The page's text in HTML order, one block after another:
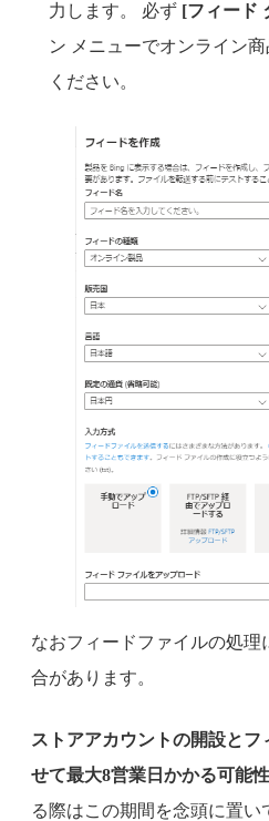
力します。 必ず [フィード
ン メニューでオンライン
ください。
なおフィードファイルの処理
合があります。
ストアアカウントの開設と
せて最大8営業日かかる可能
る際はこの期間を念頭に置い